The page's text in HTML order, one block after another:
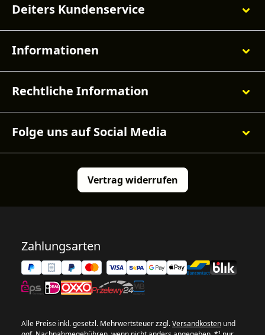
Deiters Kundenservice
Informationen
Rechtliche Information
Folge uns auf Social Media
Vertrag widerrufen
Zahlungsarten
Alle Preise inkl. gesetzl. Mehrwertsteuer zzgl.Versandkosten und